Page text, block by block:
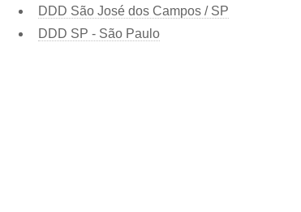
DDD São José dos Campos / SP
DDD SP - São Paulo